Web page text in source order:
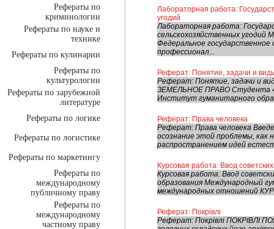
Рефераты по
криминологии
Рефераты по науке и
технике
Рефераты по кулинарии
Рефераты по
культурологии
Рефераты по зарубежной
литературе
Рефераты по логике
Рефераты по логистике
Рефераты по маркетингу
Рефераты по
международному
публичному праву
Рефераты по
международному
частному праву
Лабораторная работа:
угодий
Лабораторная работа:
сельскохозяйственных угодий
Федеральное
профессионал...
Реферат: Понятие, задачи и
Реферат: Понятие, задачи и
ЗЕМЕЛЬНОЕ ПРАВО Студента 4
Институт гуманитарного
Реферат: Права человека
Реферат: Права человека
осознание этой проблемы, как
распространением идей
Курсовая работа: Ввод
Курсовая работа: Ввод
образования Международный
международных отношений
Реферат: Покрівлі
Реферат: Покрівлі ПОКРІВЛІ